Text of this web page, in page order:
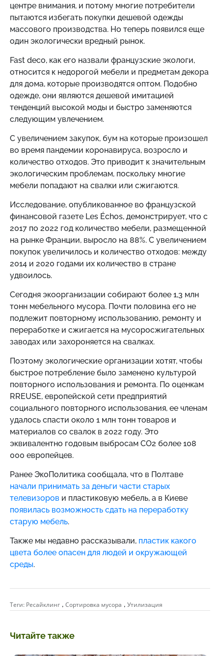
центре внимания, и потому многие потребители
пытаются избегать покупки дешевой одежды
массового производства. Но теперь появился еще
один экологически вредный рынок.
Fast deco, как его назвали французские экологи,
относится к недорогой мебели и предметам декора
для дома, которые производятся оптом. Подобно
одежде, они являются дешевой имитацией
тенденций высокой моды и быстро заменяются
следующим увлечением.
С увеличением закупок, бум на которые произошел
во время пандемии коронавируса, возросло и
количество отходов. Это приводит к значительным
экологическим проблемам, поскольку многие
мебели попадают на свалки или сжигаются.
Исследование, опубликованное во французской
финансовой газете Les Échos, демонстрирует, что с
2017 по 2022 год количество мебели, размещенной
на рынке Франции, выросло на 88%. С увеличением
покупок увеличилось и количество отходов: между
2014 и 2020 годами их количество в стране
удвоилось.
Сегодня экоорганизации собирают более 1,3 млн
тонн мебельного мусора. Почти половина его не
подлежит повторному использованию, ремонту и
переработке и сжигается на мусоросжигательных
заводах или захороняется на свалках.
Поэтому экологические организации хотят, чтобы
быстрое потребление было заменено культурой
повторного использования и ремонта. По оценкам
RREUSE, европейской сети предприятий
социального повторного использования, ее членам
удалось спасти около 1 млн тонн товаров и
материалов со свалок в 2022 году. Это
эквивалентно годовым выбросам CO2 более 108
000 европейцев.
Ранее ЭкоПолитика сообщала, что в Полтаве
начали принимать за деньги части старых
телевизоров и пластиковую мебель, а в Киеве
появилась возможность сдать на переработку
старую мебель.
Также мы недавно рассказывали, пластик какого
цвета более опасен для людей и окружающей
среды.
Теги: Ресайклинг , Сортировка мусора , Утилизация
Читайте также